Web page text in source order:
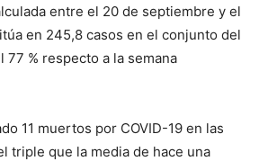
entre el 20 de septiembre y el
en 245,8 casos en el conjunto del
77 % respecto a la semana
11 muertos por COVID-19 en las
triple que la media de hace una